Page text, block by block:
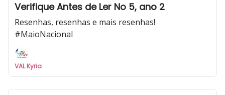
Verifique Antes de Ler No 5, ano 2
Resenhas, resenhas e mais resenhas!
#MaioNacional
VAL Kyria